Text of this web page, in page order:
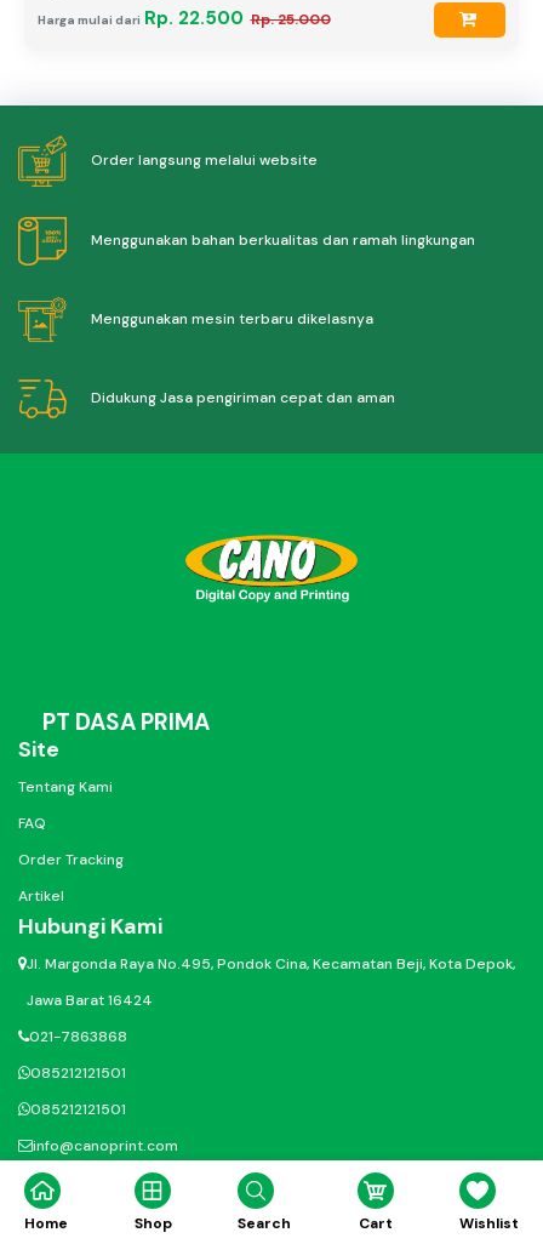
Home Shop Search Cart Wishlist
Harga mulai dari Rp. 22.500 Rp. 25.000
Order langsung melalui website
Menggunakan bahan berkualitas dan ramah lingkungan
Menggunakan mesin terbaru dikelasnya
Didukung Jasa pengiriman cepat dan aman
PT DASA PRIMA
Site
Tentang Kami
FAQ
Order Tracking
Artikel
Hubungi Kami
Jl. Margonda Raya No.495, Pondok Cina, Kecamatan Beji, Kota Depok,
Jawa Barat 16424
021-7863868
085212121501
085212121501
info@canoprint.com
@ig.canoprinting@canodigitalprinting